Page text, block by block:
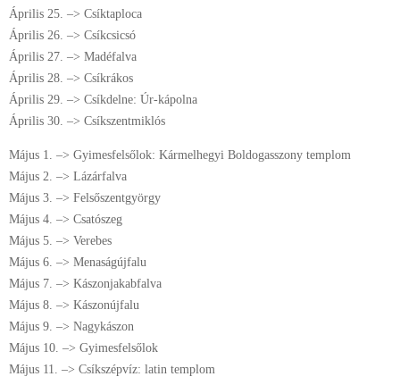
Április 25. –> Csíktaploca
Április 26. –> Csíkcsicsó
Április 27. –> Madéfalva
Április 28. –> Csíkrákos
Április 29. –> Csíkdelne: Úr-kápolna
Április 30. –> Csíkszentmiklós
Május 1. –> Gyimesfelsőlok: Kármelhegyi Boldogasszony templom
Május 2. –> Lázárfalva
Május 3. –> Felsőszentgyörgy
Május 4. –> Csatószeg
Május 5. –> Verebes
Május 6. –> Menaságújfalu
Május 7. –> Kászonjakabfalva
Május 8. –> Kászonújfalu
Május 9. –> Nagykászon
Május 10. –> Gyimesfelsőlok
Május 11. –> Csíkszépvíz: latin templom